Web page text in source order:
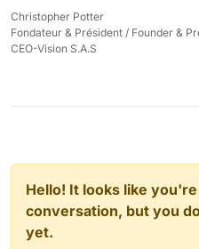
Christopher Potter
Fondateur & Président / Founder &
CEO-Vision S.A.S
Hello! It looks like
conversation, but you
yet.